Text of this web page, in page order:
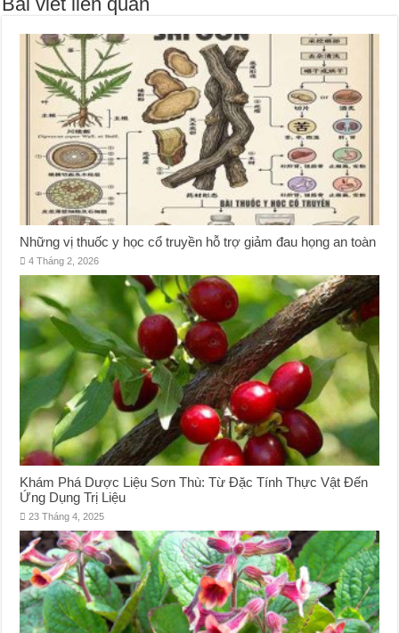
Những vị thuốc y học cổ truyền hỗ trợ giảm đau họng an toàn
4 Tháng 2, 2026
Khám Phá Dược Liệu Sơn Thù: Từ Đặc Tính Thực Vật Đến
Ứng Dụng Trị Liệu
23 Tháng 4, 2025